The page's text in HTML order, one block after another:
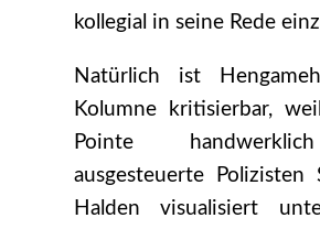
kollegial in seine Rede
Natürlich ist
Kolumne kritisierbar,
Pointe
ausgesteuerte Polizisten
Halden visualisiert